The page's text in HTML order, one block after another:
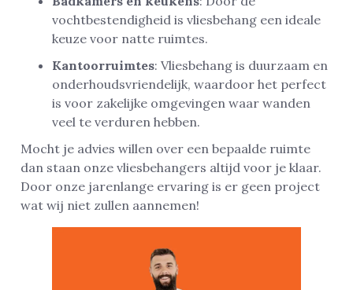
vochtbestendigheid is vliesbehang een ideale
keuze voor natte ruimtes.
Kantoorruimtes: Vliesbehang is duurzaam en
onderhoudsvriendelijk, waardoor het perfect
is voor zakelijke omgevingen waar wanden
veel te verduren hebben.
Mocht je advies willen over een bepaalde ruimte
dan staan onze vliesbehangers altijd voor je klaar.
Door onze jarenlange ervaring is er geen project
wat wij niet zullen aannemen!